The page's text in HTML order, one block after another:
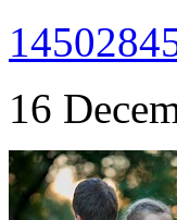
16